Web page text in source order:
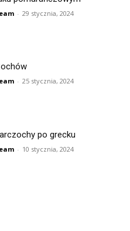
- 29 stycznia, 2024
- 25 stycznia, 2024
po grecku
- 10 stycznia, 2024